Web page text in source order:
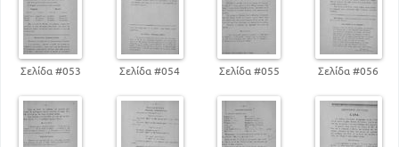
Σελίδα #053 Σελίδα #054 Σελίδα #055 Σελίδα #056